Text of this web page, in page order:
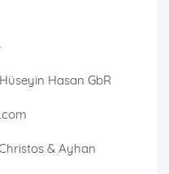
Hasan GbR
& Ayhan